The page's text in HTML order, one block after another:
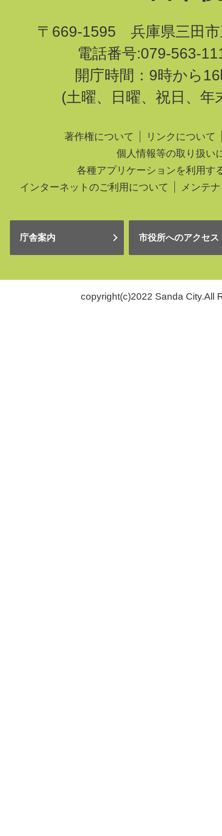
〒669-1595 兵庫県三田市
電話番号:079-563-
開庁時間：9時から
(土曜、日曜、祝日、年
著作権について
リンクについて
個人情報等の取り扱い
各種アプリケーションを利用す
インターネットのご利用について
メンテ
庁舎案内 市役所へのアクセス
copyright(c)2022 Sanda City.All